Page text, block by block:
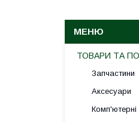
ТОВАРИ ТА
Запчастини
Аксесуари
Комп'ютерні